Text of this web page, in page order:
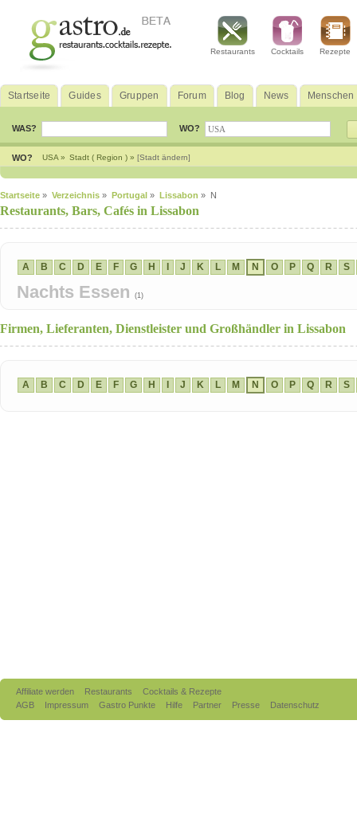
Restaurants Cocktails Rezepte
Startseite Guides Gruppen Forum Blog News Menschen
WAS? WO?
WO? USA » Stadt ( Region ) » [Stadt ändern]
Startseite » Verzeichnis » Portugal » Lissabon » N
Restaurants, Bars, Cafés in Lissabon
A B C D E F G H J K L M N O P Q R S
Nachts Essen (1)
Firmen, Lieferanten, Dienstleister und Großhändler in Lissabon
A B C D E F G H J K L M N O P Q R S
Affiliate werden Restaurants
Cocktails & Rezepte
AGB
Impressum Gastro Punkte Hilfe Partner Presse Datenschutz